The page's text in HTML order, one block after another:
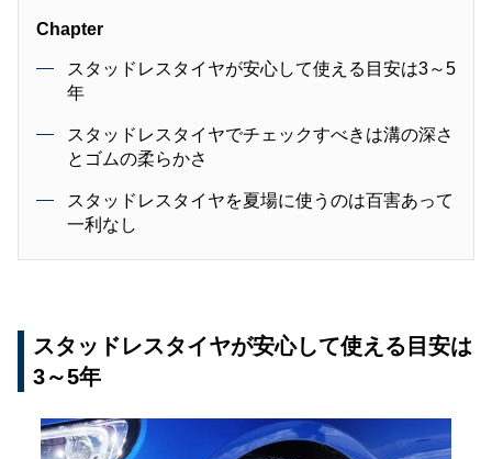
Chapter
スタッドレスタイヤが安心して使える目安は3～5
年
スタッドレスタイヤでチェックすべきは溝の深さ
とゴムの柔らかさ
スタッドレスタイヤを夏場に使うのは百害あって
一利なし
スタッドレスタイヤが安心して使える目安は
3～5年